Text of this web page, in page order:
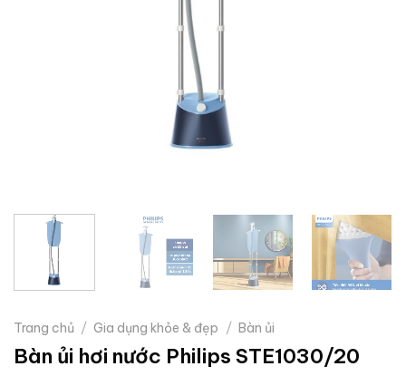
Trang chủ / Gia dụng khỏe & đẹp / Bàn ủi
Bàn ủi hơi nước Philips STE1030/20